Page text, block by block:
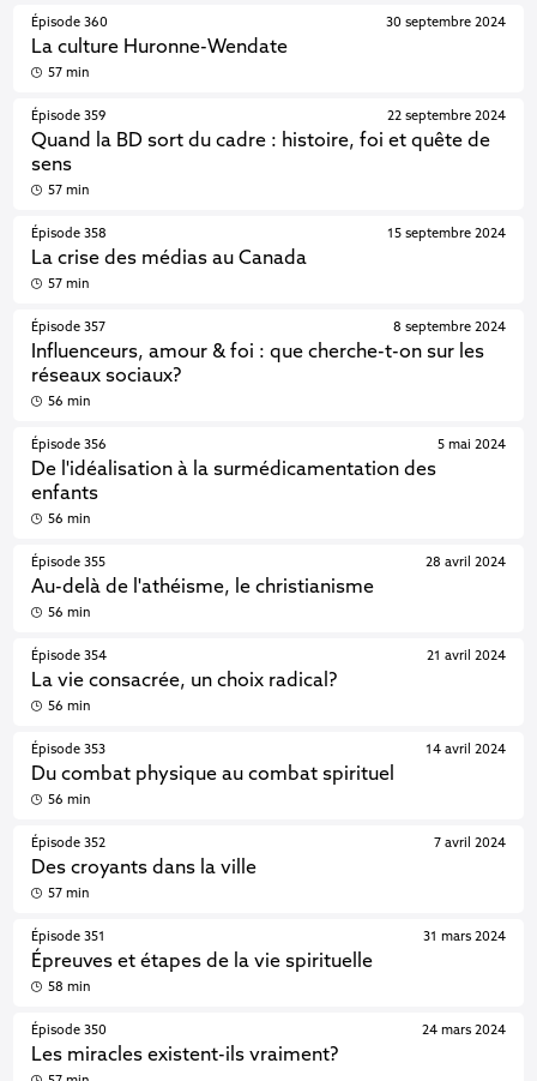
Épisode 360
La culture Huronne-Wendate
30 septembre 2024
57 min
Épisode 359
Quand la BD sort du cadre : histoire, foi et quête de
sens
22 septembre 2024
57 min
Épisode 358
La crise des médias au Canada
15 septembre 2024
57 min
Épisode 357
Influenceurs, amour & foi : que cherche-t-on sur les
réseaux sociaux?
8 septembre 2024
56 min
Épisode 356
De l'idéalisation à la surmédicamentation des
enfants
5 mai 2024
56 min
Épisode 355
Au-delà de l'athéisme, le christianisme
28 avril 2024
56 min
Épisode 354
La vie consacrée, un choix radical?
21 avril 2024
56 min
Épisode 353
Du combat physique au combat spirituel
14 avril 2024
56 min
Épisode 352
Des croyants dans la ville
7 avril 2024
57 min
Épisode 351
Épreuves et étapes de la vie spirituelle
31 mars 2024
58 min
Épisode 350
Les miracles existent-ils vraiment?
24 mars 2024